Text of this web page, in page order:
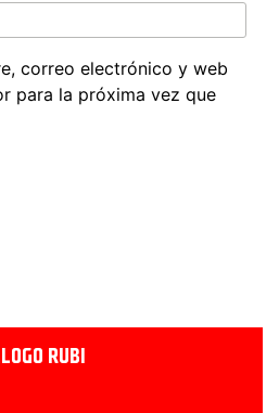
correo electrónico y web
para la próxima vez que
RUBI